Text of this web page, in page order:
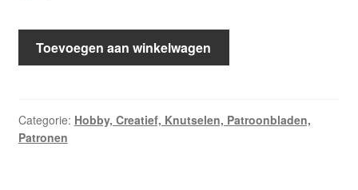
Knip
Mode
(de
raderbladen
Toevoegen aan winkelwagen
Categorie: Hobby, Creatief, Knutselen, Patroonbladen,
Patronen